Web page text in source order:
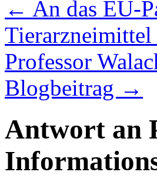
← An das EU-
Tierarzneimittel
Professor
Blogbeitrag →
Antwort an